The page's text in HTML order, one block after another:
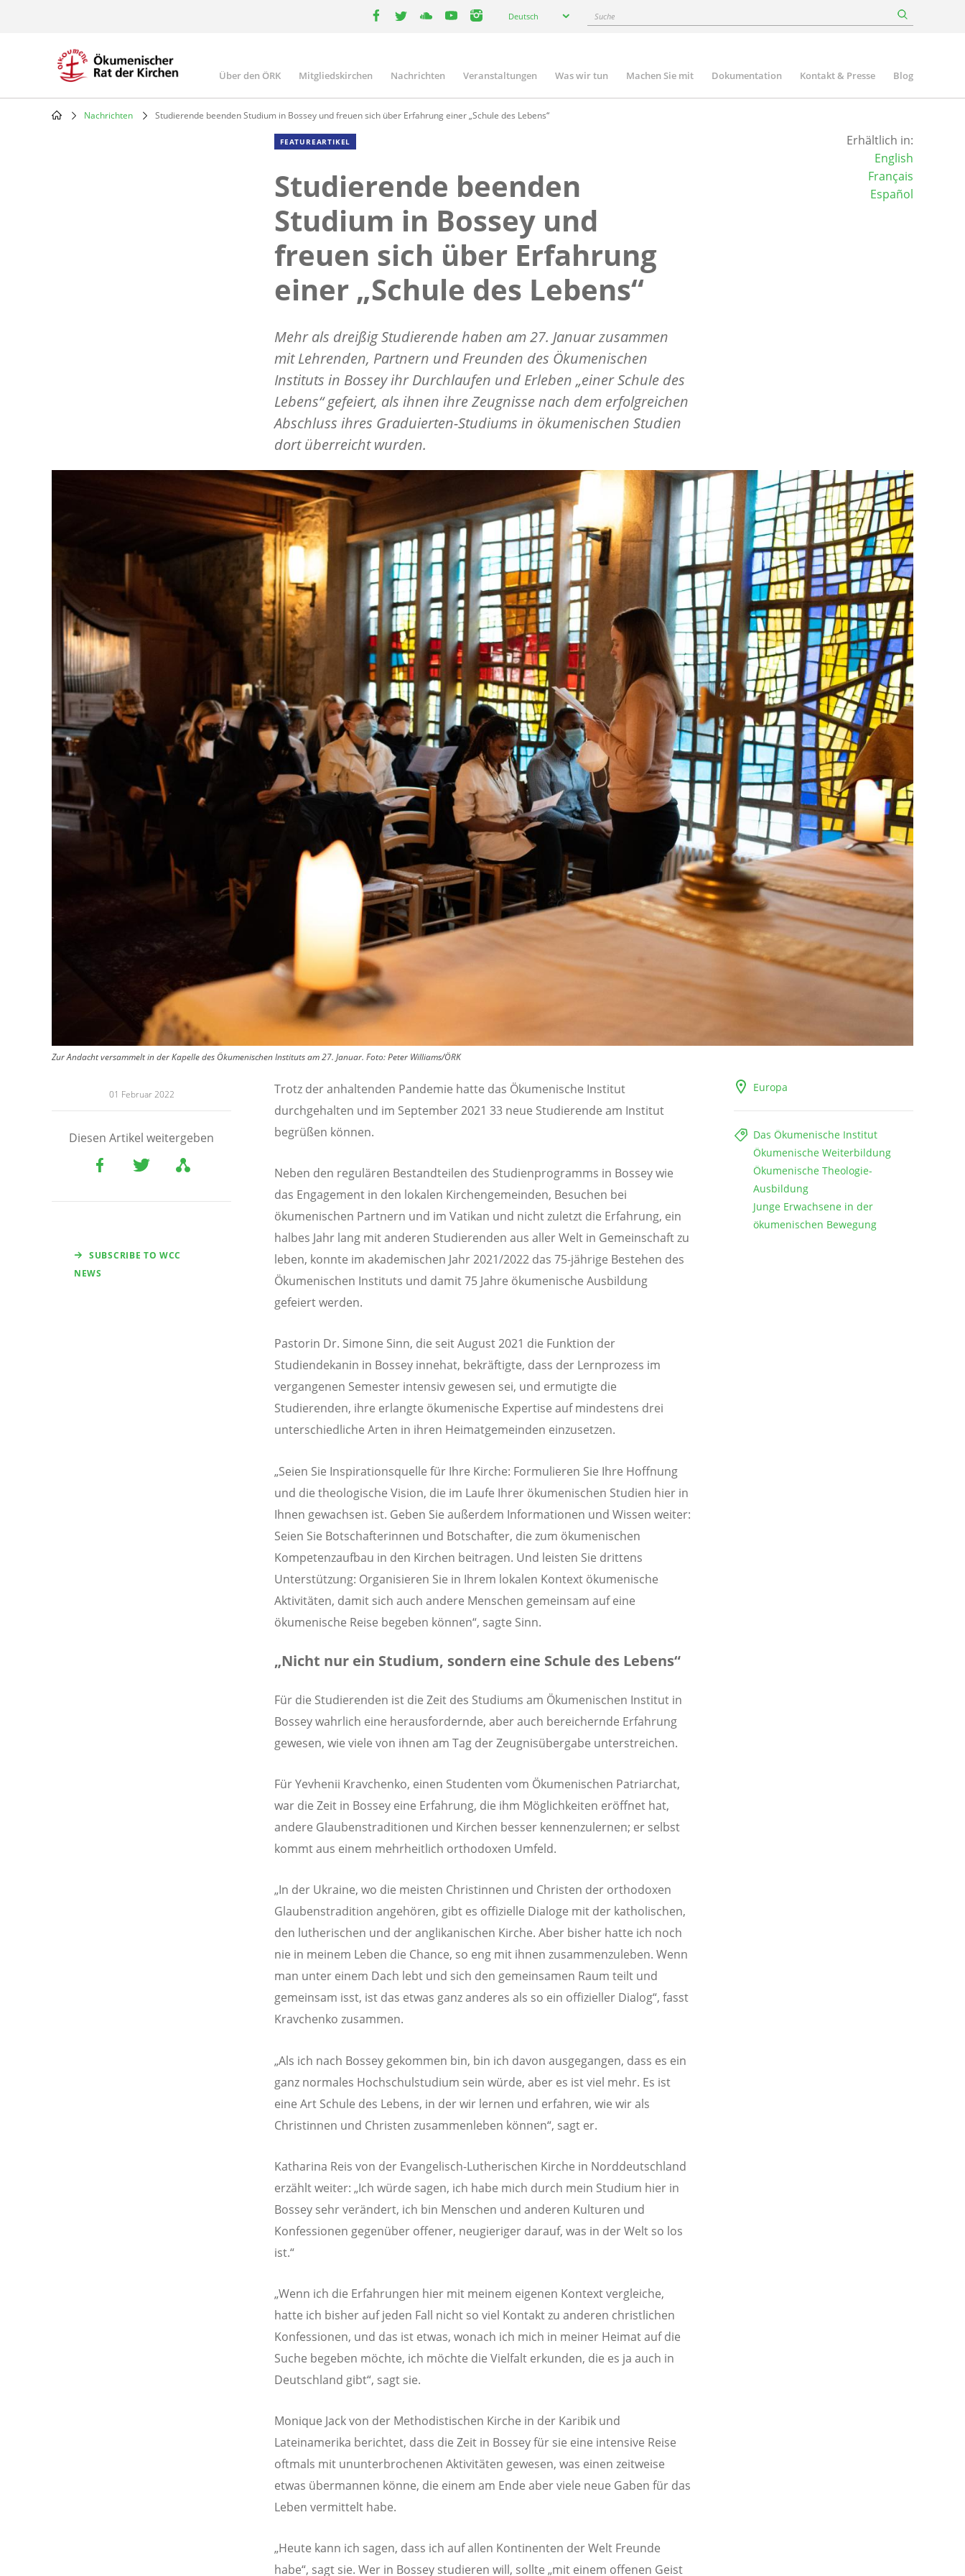
Deutsch Suche
Main
navigation
Über den ÖRK Mitgliedskirchen Nachrichten Veranstaltungen Was wir tun Machen Sie mit Dokumentation Kontakt & Presse Blog
Nachrichten Studierende beenden Studium in Bossey und freuen sich über Erfahrung einer „Schule des Lebens“
FEATUREARTIKEL
Studierende beenden
Studium in Bossey und
freuen sich über Erfahrung
einer „Schule des Lebens“
Mehr als dreißig Studierende haben am 27. Januar zusammen
mit Lehrenden, Partnern und Freunden des Ökumenischen
Instituts in Bossey ihr Durchlaufen und Erleben „einer Schule des
Lebens“ gefeiert, als ihnen ihre Zeugnisse nach dem erfolgreichen
Abschluss ihres Graduierten-Studiums in ökumenischen Studien
dort überreicht wurden.
Erhältlich in:
English
Français
Español
Zur Andacht versammelt in der Kapelle des Ökumenischen Instituts am 27. Januar. Foto:Peter Williams/ÖRK
01 Februar 2022
Diesen Artikel weitergeben
SUBSCRIBE TO WCC
NEWS
Europa
Das Ökumenische Institut
Ökumenische Weiterbildung
Ökumenische Theologie-
Ausbildung
Junge Erwachsene in der
ökumenischen Bewegung
Trotz der anhaltenden Pandemie hatte das Ökumenische Institut
durchgehalten und im September 2021 33 neue Studierende am Institut
begrüßen können.
Neben den regulären Bestandteilen des Studienprogramms in Bossey wie
das Engagement in den lokalen Kirchengemeinden, Besuchen bei
ökumenischen Partnern und im Vatikan und nicht zuletzt die Erfahrung, ein
halbes Jahr lang mit anderen Studierenden aus aller Welt in Gemeinschaft zu
leben, konnte im akademischen Jahr 2021/2022 das 75-jährige Bestehen des
Ökumenischen Instituts und damit 75 Jahre ökumenische Ausbildung
gefeiert werden.
Pastorin Dr. Simone Sinn, die seit August 2021 die Funktion der
Studiendekanin in Bossey innehat, bekräftigte, dass der Lernprozess im
vergangenen Semester intensiv gewesen sei, und ermutigte die
Studierenden, ihre erlangte ökumenische Expertise auf mindestens drei
unterschiedliche Arten in ihren Heimatgemeinden einzusetzen.
„Seien Sie Inspirationsquelle für Ihre Kirche: Formulieren Sie Ihre Hoffnung
und die theologische Vision, die im Laufe Ihrer ökumenischen Studien hier in
Ihnen gewachsen ist. Geben Sie außerdem Informationen und Wissen weiter:
Seien Sie Botschafterinnen und Botschafter, die zum ökumenischen
Kompetenzaufbau in den Kirchen beitragen. Und leisten Sie drittens
Unterstützung: Organisieren Sie in Ihrem lokalen Kontext ökumenische
Aktivitäten, damit sich auch andere Menschen gemeinsam auf eine
ökumenische Reise begeben können“, sagte Sinn.
„Nicht nur ein Studium, sondern eine Schule des Lebens“
Für die Studierenden ist die Zeit des Studiums am Ökumenischen Institut in
Bossey wahrlich eine herausfordernde, aber auch bereichernde Erfahrung
gewesen, wie viele von ihnen am Tag der Zeugnisübergabe unterstreichen.
Für Yevhenii Kravchenko, einen Studenten vom Ökumenischen Patriarchat,
war die Zeit in Bossey eine Erfahrung, die ihm Möglichkeiten eröffnet hat,
andere Glaubenstraditionen und Kirchen besser kennenzulernen; er selbst
kommt aus einem mehrheitlich orthodoxen Umfeld.
„In der Ukraine, wo die meisten Christinnen und Christen der orthodoxen
Glaubenstradition angehören, gibt es offizielle Dialoge mit der katholischen,
den lutherischen und der anglikanischen Kirche. Aber bisher hatte ich noch
nie in meinem Leben die Chance, so eng mit ihnen zusammenzuleben. Wenn
man unter einem Dach lebt und sich den gemeinsamen Raum teilt und
gemeinsam isst, ist das etwas ganz anderes als so ein offizieller Dialog“, fasst
Kravchenko zusammen.
„Als ich nach Bossey gekommen bin, bin ich davon ausgegangen, dass es ein
ganz normales Hochschulstudium sein würde, aber es ist viel mehr. Es ist
eine Art Schule des Lebens, in der wir lernen und erfahren, wie wir als
Christinnen und Christen zusammenleben können“, sagt er.
Katharina Reis von der Evangelisch-Lutherischen Kirche in Norddeutschland
erzählt weiter: „Ich würde sagen, ich habe mich durch mein Studium hier in
Bossey sehr verändert, ich bin Menschen und anderen Kulturen und
Konfessionen gegenüber offener, neugieriger darauf, was in der Welt so los
ist.“
„Wenn ich die Erfahrungen hier mit meinem eigenen Kontext vergleiche,
hatte ich bisher auf jeden Fall nicht so viel Kontakt zu anderen christlichen
Konfessionen, und das ist etwas, wonach ich mich in meiner Heimat auf die
Suche begeben möchte, ich möchte die Vielfalt erkunden, die es ja auch in
Deutschland gibt“, sagt sie.
Monique Jack von der Methodistischen Kirche in der Karibik und
Lateinamerika berichtet, dass die Zeit in Bossey für sie eine intensive Reise
oftmals mit ununterbrochenen Aktivitäten gewesen, was einen zeitweise
etwas übermannen könne, die einem am Ende aber viele neue Gaben für das
Leben vermittelt habe.
„Heute kann ich sagen, dass ich auf allen Kontinenten der Welt Freunde
habe“, sagt sie. Wer in Bossey studieren will, sollte „mit einem offenen Geist